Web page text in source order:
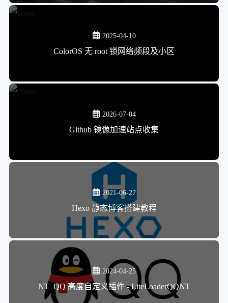
2025-04-10
ColorOS 无 root 锁网络频段及小区
2026-07-04
Github 镜像加速站点收集
2021-06-27
Hexo 静态博客搭建教程
2024-04-25
NT_QQ 高度自定义插件 - LiteLoaderQQNT